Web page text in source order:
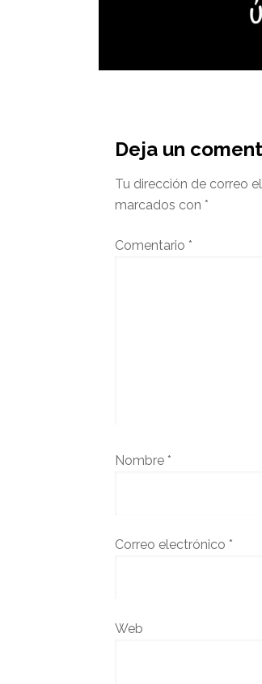
del
lector
Deja un
Tu dirección de correo
marcados con *
Comentario *
Nombre *
Correo electrónico *
Web